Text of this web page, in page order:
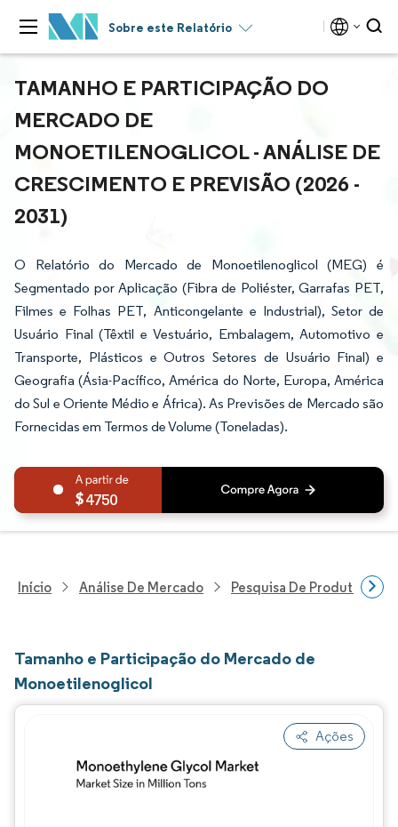
Sobre este Relatório
TAMANHO E PARTICIPAÇÃO DO
MERCADO DE
MONOETILENOGLICOL - ANÁLISE DE
CRESCIMENTO E PREVISÃO (2026 -
2031)
O Relatório do Mercado de Monoetilenoglicol (MEG) é
Segmentado por Aplicação (Fibra de Poliéster, Garrafas PET,
Filmes e Folhas PET, Anticongelante e Industrial), Setor de
Usuário Final (Têxtil e Vestuário, Embalagem, Automotivo e
Transporte, Plásticos e Outros Setores de Usuário Final) e
Geografia (Ásia-Pacífico, América do Norte, Europa, América
do Sul e Oriente Médio e África). As Previsões de Mercado são
Fornecidas em Termos de Volume (Toneladas).
4750
Início Análise De Mercado Pesquisa De Produtos
Tamanho e Participação do Mercado de
Monoetilenoglicol
Ações